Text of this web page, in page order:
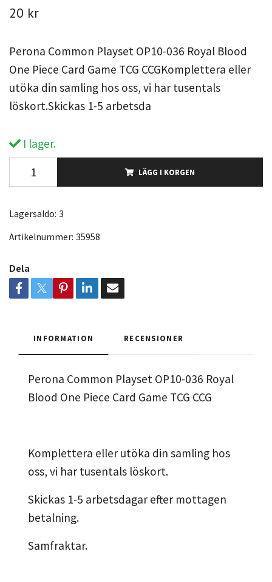
20 kr
Perona Common Playset OP10-036 Royal Blood
One Piece Card Game TCG CCGKomplettera eller
utöka din samling hos oss, vi har tusentals
löskort.Skickas 1-5 arbetsda
I lager.
LÄGG I KORGEN
Lagersaldo: 3
Artikelnummer: 35958
Dela
INFORMATION RECENSIONER
Perona Common Playset OP10-036 Royal
Blood One Piece Card Game TCG CCG
Komplettera eller utöka din samling hos
oss, vi har tusentals löskort.
Skickas 1-5 arbetsdagar efter mottagen
betalning.
Samfraktar.